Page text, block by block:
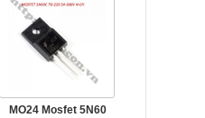
MO24 Mosfet 5N60